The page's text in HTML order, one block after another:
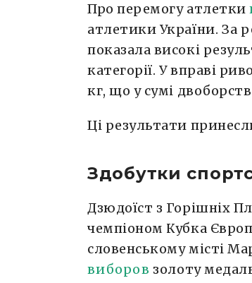
Про перемогу атлетки
атлетики України. За
показала високі
категорії. У вправі
кг, що у сумі
Ці результати
Здобутки
Дзюдоїст з Горішніх
чемпіоном Кубка
словенському місті
виборов золоту